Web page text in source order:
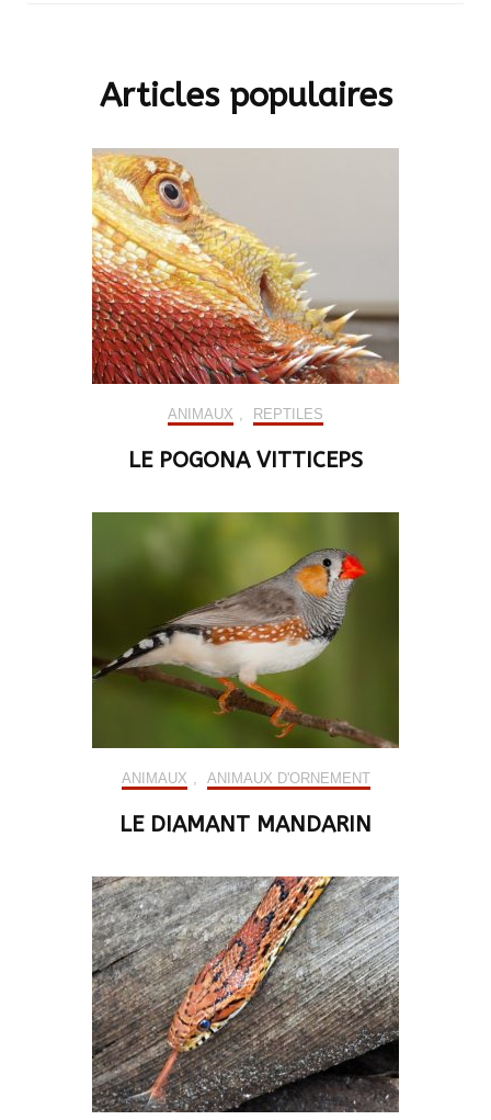
Articles populaires
ANIMAUX , REPTILES
LE POGONA VITTICEPS
ANIMAUX , ANIMAUX D'ORNEMENT
LE DIAMANT MANDARIN